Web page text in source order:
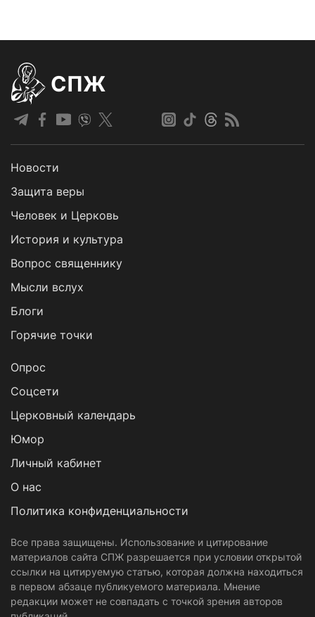
СПЖ
Новости
Защита веры
Человек и Церковь
История и культура
Вопрос священнику
Мысли вслух
Блоги
Горячие точки
Опрос
Cоцсети
Церковный календарь
Юмор
Личный кабинет
О нас
Политика конфиденциальности
Все права защищены. Использование и цитирование
материалов сайта СПЖ разрешается при условии открытой
ссылки на цитируемую статью, которая должна находиться
в первом абзаце публикуемого материала. Мнение
редакции может не совпадать с точкой зрения авторов